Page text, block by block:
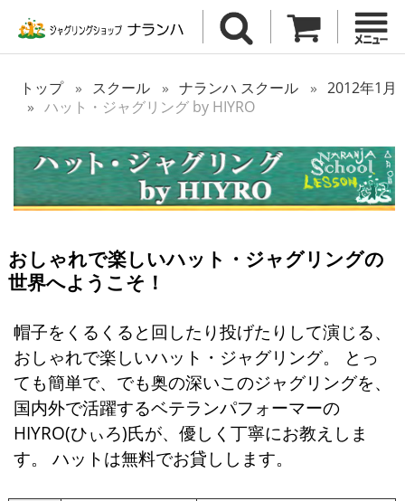
トップ スクール ナランハ スクール
2012年1月
ハット・ジャグリング by HIYRO
おしゃれで楽しいハット・ジャグリングの
世界へようこそ！
帽子をくるくると回したり投げたりして演じる、
おしゃれで楽しいハット・ジャグリング。 とっ
ても簡単で、でも奥の深いこのジャグリングを、
国内外で活躍するベテランパフォーマーの
HIYRO(ひぃろ)氏が、優しく丁寧にお教えしま
す。 ハットは無料でお貸しします。